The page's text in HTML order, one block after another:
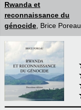
Rwanda et
reconnaissance du
génocide , Brice Poreau